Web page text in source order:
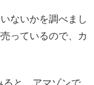
ないかを調べまし
っているので、カ